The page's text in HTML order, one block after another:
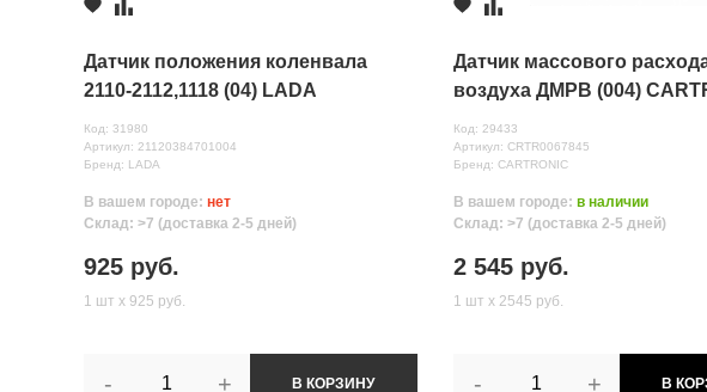
Все поля формы обязательны
Отправляя форму вы соглашаетесь на
обработку персональных данных
Датчик положения коленвала
2110-2112,1118 (04) LADA
Код: 31980
Артикул: 21120384701004
Бренд: LADA
В вашем городе: нет
Склад: >7 (доставка 2-5 дней)
925 руб.
1 шт х 925 руб.
- + В КОРЗИНУ
Датчик массового
воздуха ДМРВ (004)
Код: 29433
Артикул: CRTR0067845
Бренд: CARTRONIC
В вашем городе: в наличии
Склад: >7 (доставка 2-5 дней)
2 545 руб.
1 шт х 2545 руб.
- + В